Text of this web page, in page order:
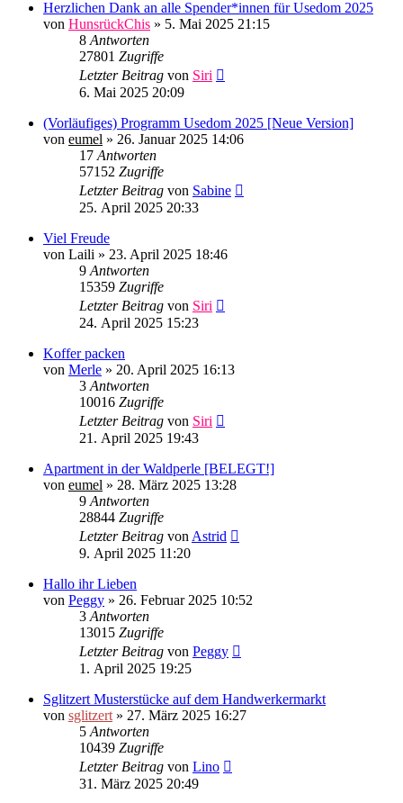
Herzlichen Dank an alle Spender*innen für Usedom 2025
von HunsrückChis » 5. Mai 2025 21:15
8 Antworten
27801 Zugriffe
Letzter Beitrag von Siri
6. Mai 2025 20:09
(Vorläufiges) Programm Usedom 2025 [Neue Version]
von eumel » 26. Januar 2025 14:06
17 Antworten
57152 Zugriffe
Letzter Beitrag von Sabine
25. April 2025 20:33
Viel Freude
von Laili » 23. April 2025 18:46
9 Antworten
15359 Zugriffe
Letzter Beitrag von Siri
24. April 2025 15:23
Koffer packen
von Merle » 20. April 2025 16:13
3 Antworten
10016 Zugriffe
Letzter Beitrag von Siri
21. April 2025 19:43
Apartment in der Waldperle [BELEGT!]
von eumel » 28. März 2025 13:28
9 Antworten
28844 Zugriffe
Letzter Beitrag von Astrid
9. April 2025 11:20
Hallo ihr Lieben
von Peggy » 26. Februar 2025 10:52
3 Antworten
13015 Zugriffe
Letzter Beitrag von Peggy
1. April 2025 19:25
Sglitzert Musterstücke auf dem Handwerkermarkt
von sglitzert » 27. März 2025 16:27
5 Antworten
10439 Zugriffe
Letzter Beitrag von Lino
31. März 2025 20:49